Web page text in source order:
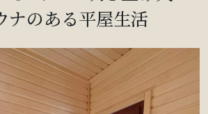
のある平屋生活